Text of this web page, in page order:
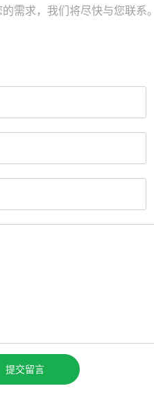
需求，我们将尽快与您联系。